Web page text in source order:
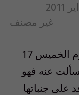
غير مصنف
الزمان ثلاث ساعات من ظهيرة يوم الخميس 17
إن سألت عنه فهو
على جنباتها